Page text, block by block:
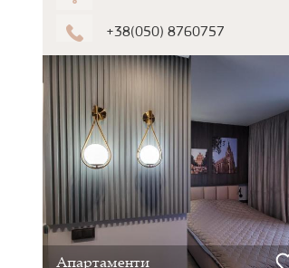
+38(050) 8760757
Апартаменти